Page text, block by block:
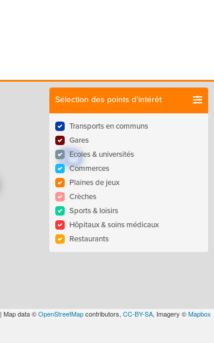
Sélection des points d'intérêt
Transports en communs
Gares
Ecoles & universités
Commerces
Plaines de jeux
Crèches
Sports & loisirs
Hôpitaux & soins médicaux
Restaurants
| Map data ©OpenStreetMapcontributors, CC-BY-SA, Imagery ©Mapbox